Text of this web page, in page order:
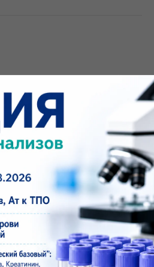
нарколога